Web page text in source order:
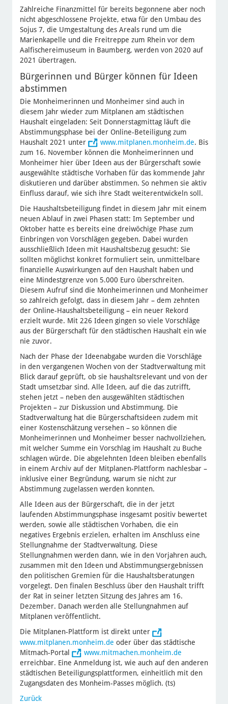
Zahlreiche Finanzmittel für bereits begonnene aber noch
nicht abgeschlossene Projekte, etwa für den Umbau des
Sojus 7, die Umgestaltung des Areals rund um die
Marienkapelle und die Freitreppe zum Rhein vor dem
Aalfischereimuseum in Baumberg, werden von 2020 auf
2021 übertragen.
Bürgerinnen und Bürger können für Ideen
abstimmen
Die Monheimerinnen und Monheimer sind auch in
diesem Jahr wieder zum Mitplanen am städtischen
Haushalt eingeladen: Seit Donnerstagmittag läuft die
Abstimmungsphase bei der Online-Beteiligung zum
Haushalt 2021 unter
www.mitplanen.monheim.de. Bis
zum 16. November können die Monheimerinnen und
Monheimer hier über Ideen aus der Bürgerschaft sowie
ausgewählte städtische Vorhaben für das kommende Jahr
diskutieren und darüber abstimmen. So nehmen sie aktiv
Einfluss darauf, wie sich ihre Stadt weiterentwickeln soll.
Die Haushaltsbeteiligung findet in diesem Jahr mit einem
neuen Ablauf in zwei Phasen statt: Im September und
Oktober hatte es bereits eine dreiwöchige Phase zum
Einbringen von Vorschlägen gegeben. Dabei wurden
ausschließlich Ideen mit Haushaltsbezug gesucht: Sie
sollten möglichst konkret formuliert sein, unmittelbare
finanzielle Auswirkungen auf den Haushalt haben und
eine Mindestgrenze von 5.000 Euro überschreiten.
Diesem Aufruf sind die Monheimerinnen und Monheimer
so zahlreich gefolgt, dass in diesem Jahr – dem zehnten
der Online-Haushaltsbeteiligung – ein neuer Rekord
erzielt wurde. Mit 226 Ideen gingen so viele Vorschläge
aus der Bürgerschaft für den städtischen Haushalt ein wie
nie zuvor.
Nach der Phase der Ideenabgabe wurden die Vorschläge
in den vergangenen Wochen von der Stadtverwaltung mit
Blick darauf geprüft, ob sie haushaltsrelevant und von der
Stadt umsetzbar sind. Alle Ideen, auf die das zutrifft,
stehen jetzt – neben den ausgewählten städtischen
Projekten – zur Diskussion und Abstimmung. Die
Stadtverwaltung hat die Bürgerschaftsideen zudem mit
einer Kostenschätzung versehen – so können die
Monheimerinnen und Monheimer besser nachvollziehen,
mit welcher Summe ein Vorschlag im Haushalt zu Buche
schlagen würde. Die abgelehnten Ideen bleiben ebenfalls
in einem Archiv auf der Mitplanen-Plattform nachlesbar –
inklusive einer Begründung, warum sie nicht zur
Abstimmung zugelassen werden konnten.
Alle Ideen aus der Bürgerschaft, die in der jetzt
laufenden Abstimmungsphase insgesamt positiv bewertet
werden, sowie alle städtischen Vorhaben, die ein
negatives Ergebnis erzielen, erhalten im Anschluss eine
Stellungnahme der Stadtverwaltung. Diese
Stellungnahmen werden dann, wie in den Vorjahren auch,
zusammen mit den Ideen und Abstimmungsergebnissen
den politischen Gremien für die Haushaltsberatungen
vorgelegt. Den finalen Beschluss über den Haushalt trifft
der Rat in seiner letzten Sitzung des Jahres am 16.
Dezember. Danach werden alle Stellungnahmen auf
Mitplanen veröffentlicht.
Die Mitplanen-Plattform ist direkt unter
www.mitplanen.monheim.de oder über das städtische
Mitmach-Portal
www.mitmachen.monheim.de
erreichbar. Eine Anmeldung ist, wie auch auf den anderen
städtischen Beteiligungsplattformen, einheitlich mit den
Zugangsdaten des Monheim-Passes möglich. (ts)
Zurück